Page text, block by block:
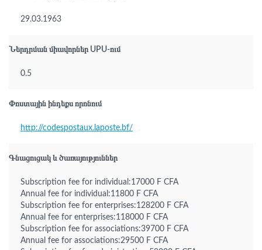
29.03.1963
Ներդրման միավորներ UPU-ում
0.5
Փոստային ինդեքս որոնում
http://codespostaux.laposte.bf/
Գնացուցակ և ծառայություններ
Subscription fee for individual:17000 F CFA
Annual fee for individual:11800 F CFA
Subscription fee for enterprises:128200 F CFA
Annual fee for enterprises:118000 F CFA
Subscription fee for associations:39700 F CFA
Annual fee for associations:29500 F CFA